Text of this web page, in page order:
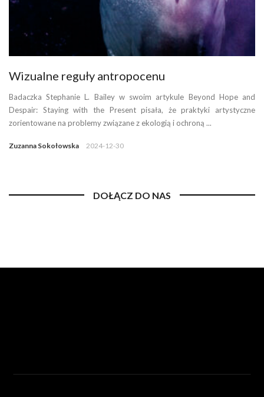
Wizualne reguły antropocenu
Badaczka Stephanie L. Bailey w swoim artykule Beyond Hope and
Despair: Staying with the Present pisała, że praktyki artystyczne
zorientowane na problemy związane z ekologią i ochroną ...
Zuzanna Sokołowska 2024-12-30
DOŁĄCZ DO NAS